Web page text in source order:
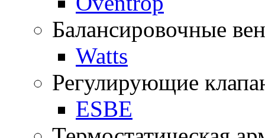
Балансировочные
Watts
Регулирующие
ESBE